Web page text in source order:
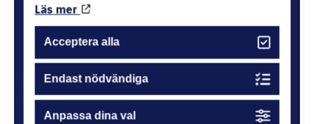
Studieform Heltid på plats
Ansökan är stängd
Läs mer
Acceptera alla
Endast nödvändiga
Anpassa dina val